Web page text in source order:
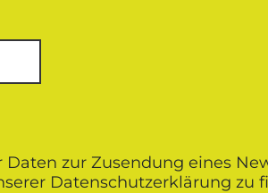
zur Zusendung eines
Datenschutz­erklärung zu